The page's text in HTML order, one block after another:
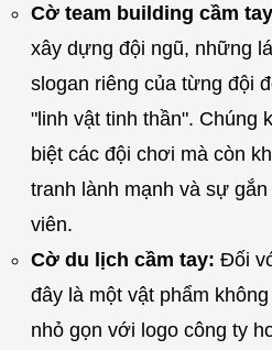
Cờ team building cầm
xây dựng đội ngũ, những
slogan riêng của từng đội
"linh vật tinh thần". Chúng
biệt các đội chơi mà còn
tranh lành mạnh và sự
viên.
Cờ du lịch cầm tay: Đối
đây là một vật phẩm
nhỏ gọn với logo công ty